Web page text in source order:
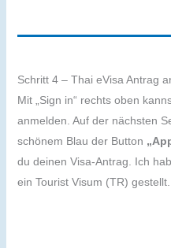
Schritt 4 – Thai eVisa Antrag
Mit „Sign in“ rechts oben
anmelden. Auf der nächsten
schönem Blau der Button
du deinen Visa-Antrag. Ich
ein Tourist Visum (TR) gestellt.